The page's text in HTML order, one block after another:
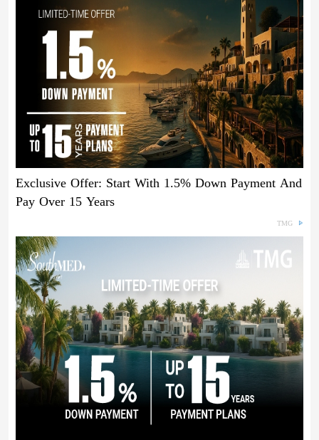
Exclusive Offer: Start With 1.5% Down Payment And
Pay Over 15 Years
TMG